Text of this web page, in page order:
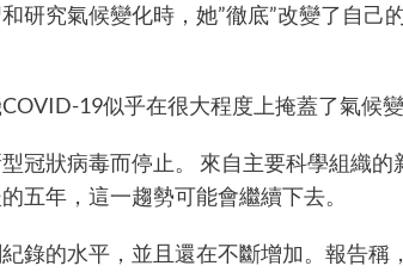
研究氣候變化時，她”徹底”改變了自己
19似乎在很大程度上掩蓋了氣候變
冠狀病毒而停止。 來自主要科學組織
五年，這一趨勢可能會繼續下去。
錄的水平，並且還在不斷增加。報告稱